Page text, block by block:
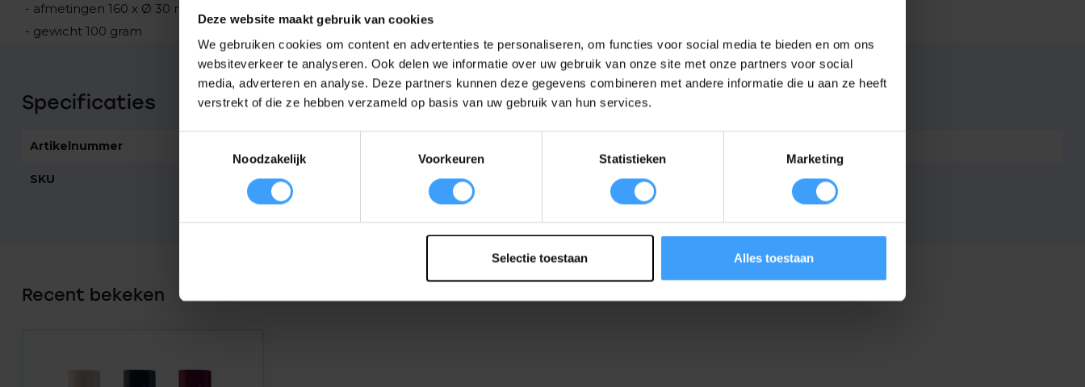
Deze website maakt gebruik van cookies
We gebruiken cookies om content en advertenties te personaliseren, om functies voor social media te bieden en om ons
websiteverkeer te analyseren. Ook delen we informatie over uw gebruik van onze site met onze partners voor social
media, adverteren en analyse. Deze partners kunnen deze gegevens combineren met andere informatie die u aan ze heeft
verstrekt of die ze hebben verzameld op basis van uw gebruik van hun services.
Noodzakelijk
Voorkeuren Statistieken Marketing
Selectie toestaan Alles toestaan
- afmetingen 160 x Ø 30 mm
- gewicht 100 gram
Specificaties
Artikelnummer
SKU A530068L
Recent bekeken